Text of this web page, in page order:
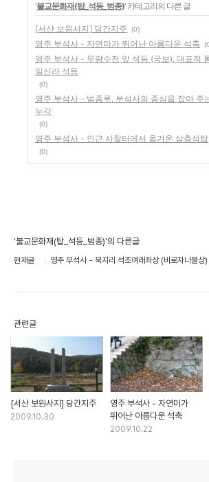
'불교문화재(탑_석등_범종)' 카테고리의 다른 글
[서산 보원사지] 당간지주 (0)
영주 부석사 - 자연미가 뛰어난 아름다운 석축
영주 부석사 - 무량수전 앞 석등 (국보), 대표적
일신라 석등
(0)
영주 부석사 - 범종루, 부석사의 중심을 잡아 주
누각
(0)
영주 부석사 - 인근 사찰터에서 옮겨온 삼층석탑
(0)
'불교문화재(탑_석등_범종)'의 다른글
현재글 영주 부석사 - 북지리 석조여래좌상 (비로자나불상)
관련글
[서산 보원사지] 당간지주
2009.10.30
영주 부석사 - 자연미가
뛰어난 아름다운 석축
2009.10.22